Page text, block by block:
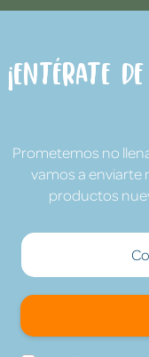
¡Entérate
Prometemos no
vamos a enviarte
productos